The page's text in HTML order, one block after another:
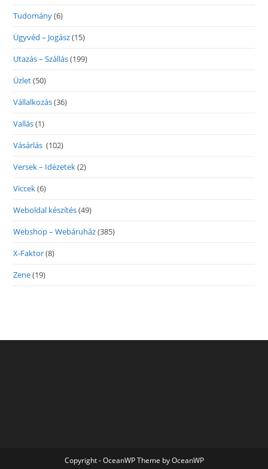
Tudomány(6)
Ügyvéd – Jogász(15)
Utazás – Szállás(199)
Üzlet(50)
Vállalkozás(36)
Vallás(1)
Vásárlás (102)
Versek – Idézetek(2)
Viccek(6)
Weboldal készítés(49)
Webshop – Webáruház(385)
X-Faktor(8)
Zene(19)
Copyright - OceanWP Theme by OceanWP